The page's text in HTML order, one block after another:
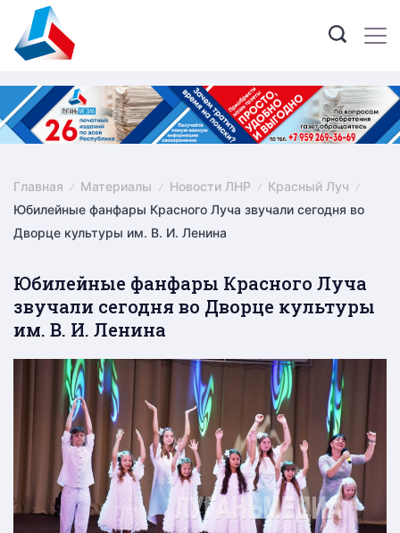
content
Главная Материалы Новости ЛНР
Красный Луч
Юбилейные фанфары Красного Луча звучали сегодня во
Дворце культуры им. В. И. Ленина
Юбилейные фанфары Красного Луча
звучали сегодня во Дворце культуры
им. В. И. Ленина